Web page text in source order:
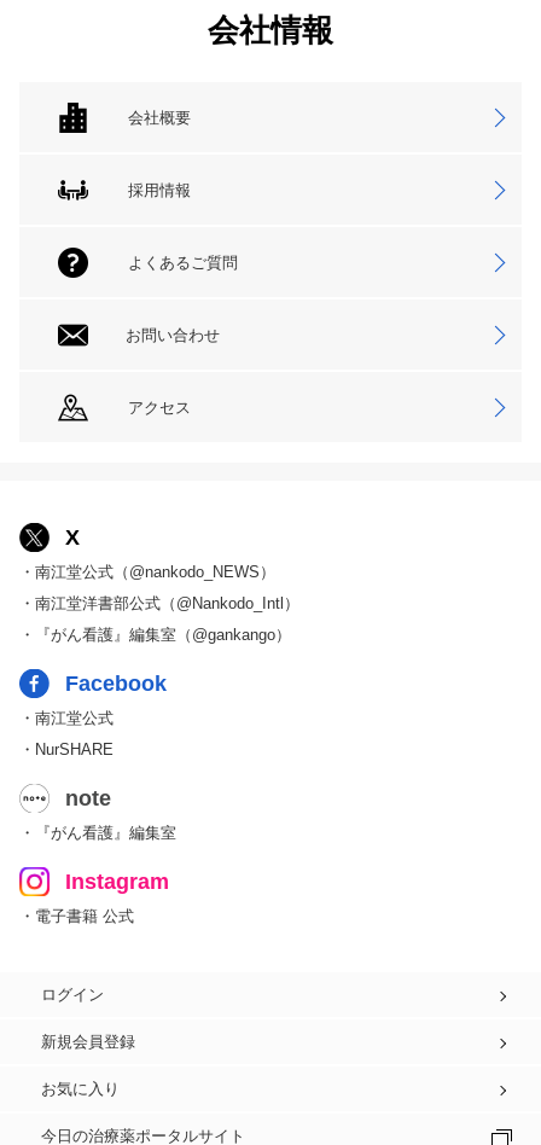
会社情報
会社概要
採用情報
よくあるご質問
お問い合わせ
アクセス
X
・南江堂公式（@nankodo_NEWS）
・南江堂洋書部公式（@Nankodo_Intl）
・『がん看護』編集室（@gankango）
Facebook
・南江堂公式
・NurSHARE
note
・『がん看護』編集室
Instagram
・電子書籍 公式
ログイン
新規会員登録
お気に入り
今日の治療薬ポータルサイト